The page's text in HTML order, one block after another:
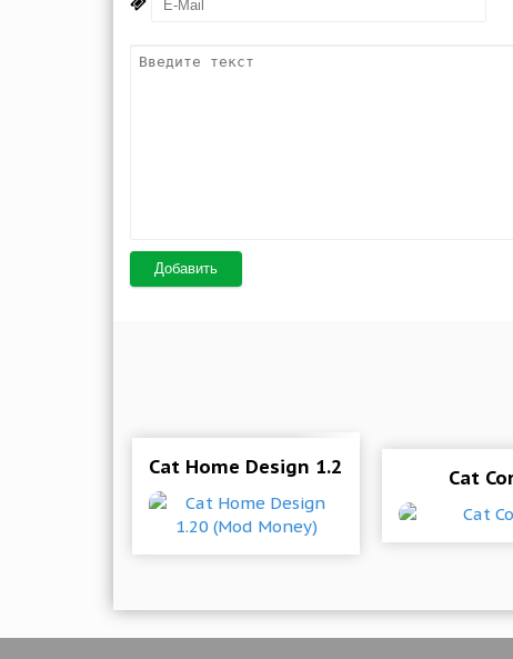
Добавить
Cat Home Design 1.20 (Mod Money)
Cat